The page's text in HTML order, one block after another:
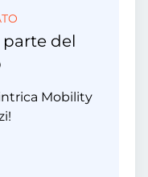
parte del
Mobility